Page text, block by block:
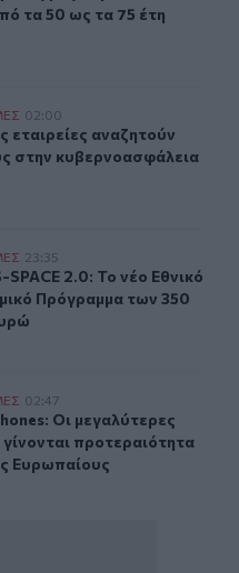
τα 50 ως τα 75 έτη
ειδικούς στην
02:00
εταιρείες αναζητούν
εταιρείες αναζητούν
στην κυβερνοασφάλεια
Εθνικό Διαστημικό
23:35
SPACE 2.0: Το νέο
SPACE 2.0: Το νέο Εθνικό
Πρόγραμμα των 350
οθόνες γίνονται
02:47
Οι μεγαλύτερες
Οι μεγαλύτερες
προτεραιότητα
Ευρωπαίους